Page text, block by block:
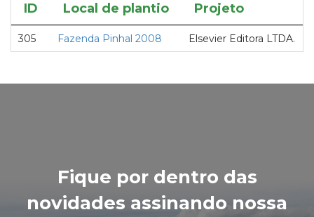
ID Local de plantio Projeto
305 Fazenda Pinhal 2008 Elsevier Editora LTDA.
Fique por dentro das
novidades assinando nossa